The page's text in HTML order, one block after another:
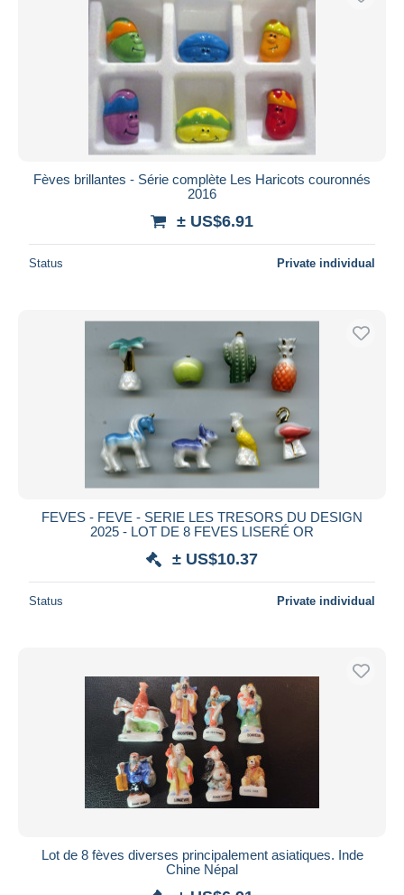
Fèves brillantes - Série complète Les Haricots couronnés
2016
± US$6.91
Status Private individual
FEVES - FEVE - SERIE LES TRESORS DU DESIGN
2025 - LOT DE 8 FEVES LISERÉ OR
± US$10.37
Status Private individual
Lot de 8 fèves diverses principalement asiatiques. Inde
Chine Népal